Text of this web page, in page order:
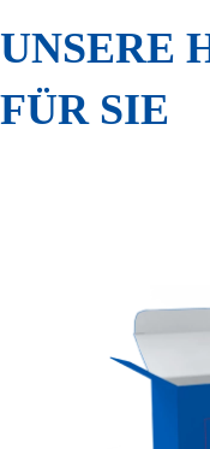
UNSERE
FÜR SIE